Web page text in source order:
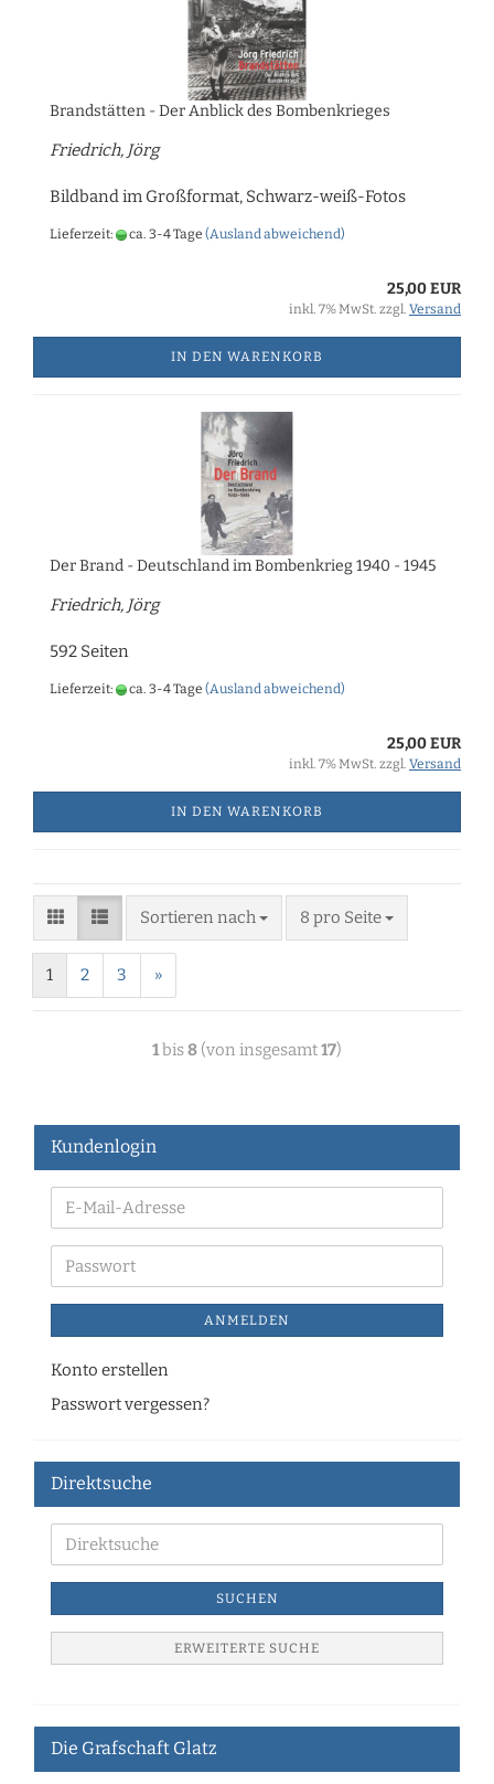
Brandstätten - Der Anblick des Bombenkrieges
Friedrich, Jörg
Bildband im Großformat, Schwarz-weiß-Fotos
Lieferzeit: ca. 3-4 Tage (Ausland abweichend)
25,00 EUR
inkl. 7% MwSt. zzgl. Versand
IN DEN WARENKORB
Der Brand - Deutschland im Bombenkrieg 1940 - 1945
Friedrich, Jörg
592 Seiten
Lieferzeit: ca. 3-4 Tage (Ausland abweichend)
25,00 EUR
inkl. 7% MwSt. zzgl. Versand
IN DEN WARENKORB
Sortieren nach 8 pro Seite
1 2 3 »
1bis8 (von insgesamt17)
Kundenlogin
ANMELDEN
Konto erstellen
Passwort vergessen?
Direktsuche
SUCHEN
ERWEITERTE SUCHE
Die Grafschaft Glatz